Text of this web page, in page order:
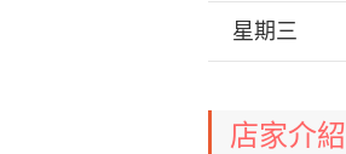
星期三
店家介紹